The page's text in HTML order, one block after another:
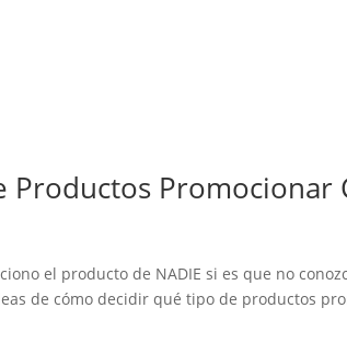
Productos Promocionar
el producto de NADIE si es que no
de cómo decidir qué tipo de productos